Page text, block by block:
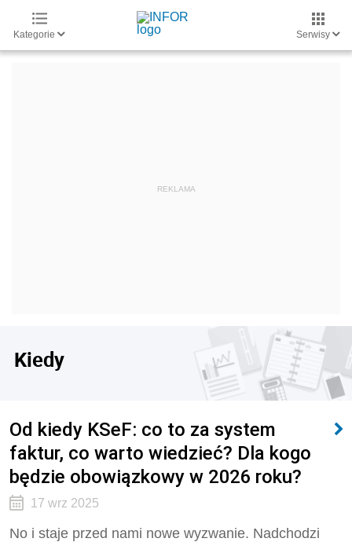
Kategorie Serwisy
Kiedy
Od kiedy KSeF: co to za system
faktur, co warto wiedzieć? Dla kogo
będzie obowiązkowy w 2026 roku?
17 wrz 2025
No i staje przed nami nowe wyzwanie. Nadchodzi